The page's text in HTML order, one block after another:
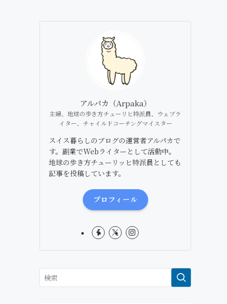
アルパカ（Arpaka）
主婦、地球の歩き方チューリヒ特派員、ウェブラ
イター、チャイルドコーチングマイスター
スイス暮らしのブログの運営者アルパカで
す。副業でWebライターとして活動中。
地球の歩き方チューリッヒ特派員としても
記事を投稿しています。
プロフィール